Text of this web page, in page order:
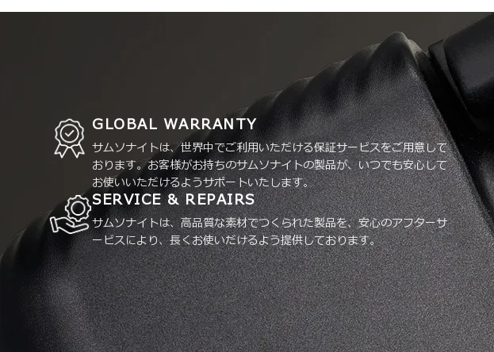
GLOBAL WARRANTY
サムソナイトは、世界中でご利用いただける保証サービスをご用意して
おります。お客様がお持ちのサムソナイトの製品が、いつでも安心して
お使いいただけるようサポートいたします。
SERVICE & REPAIRS
サムソナイトは、高品質な素材でつくられた製品を、安心のアフターサ
ービスにより、長くお使いだけるよう提供しております。